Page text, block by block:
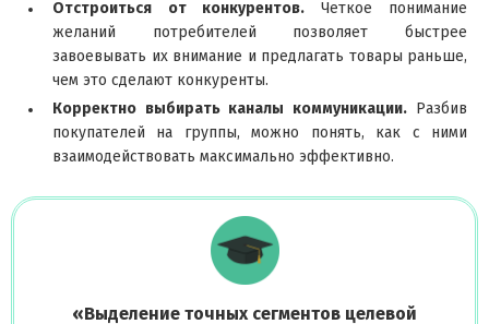
Отстроиться от конкурентов. Четкое понимание
желаний потребителей позволяет быстрее
завоевывать их внимание и предлагать товары раньше,
чем это сделают конкуренты.
Корректно выбирать каналы коммуникации.Разбив
покупателей на группы, можно понять, как с ними
взаимодействовать максимально эффективно.
«Выделение точных сегментов целевой